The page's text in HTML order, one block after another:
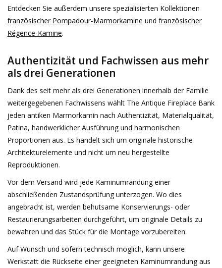
Entdecken Sie außerdem unsere spezialisierten Kollektionen
französischer Pompadour-Marmorkamine und französischer
Régence-Kamine.
Authentizität und Fachwissen aus mehr
als drei Generationen
Dank des seit mehr als drei Generationen innerhalb der Familie
weitergegebenen Fachwissens wählt The Antique Fireplace Bank
jeden antiken Marmorkamin nach Authentizität, Materialqualität,
Patina, handwerklicher Ausführung und harmonischen
Proportionen aus. Es handelt sich um originale historische
Architekturelemente und nicht um neu hergestellte
Reproduktionen.
Vor dem Versand wird jede Kaminumrandung einer
abschließenden Zustandsprüfung unterzogen. Wo dies
angebracht ist, werden behutsame Konservierungs- oder
Restaurierungsarbeiten durchgeführt, um originale Details zu
bewahren und das Stück für die Montage vorzubereiten.
Auf Wunsch und sofern technisch möglich, kann unsere
Werkstatt die Rückseite einer geeigneten Kaminumrandung aus